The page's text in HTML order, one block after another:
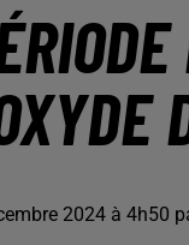
2024 à 4h50